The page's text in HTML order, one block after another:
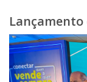
Lançamento